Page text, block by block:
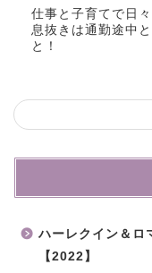
仕事と子育てで日
息抜きは通勤途中
と！
ハーレクイン＆ロ
【2022】